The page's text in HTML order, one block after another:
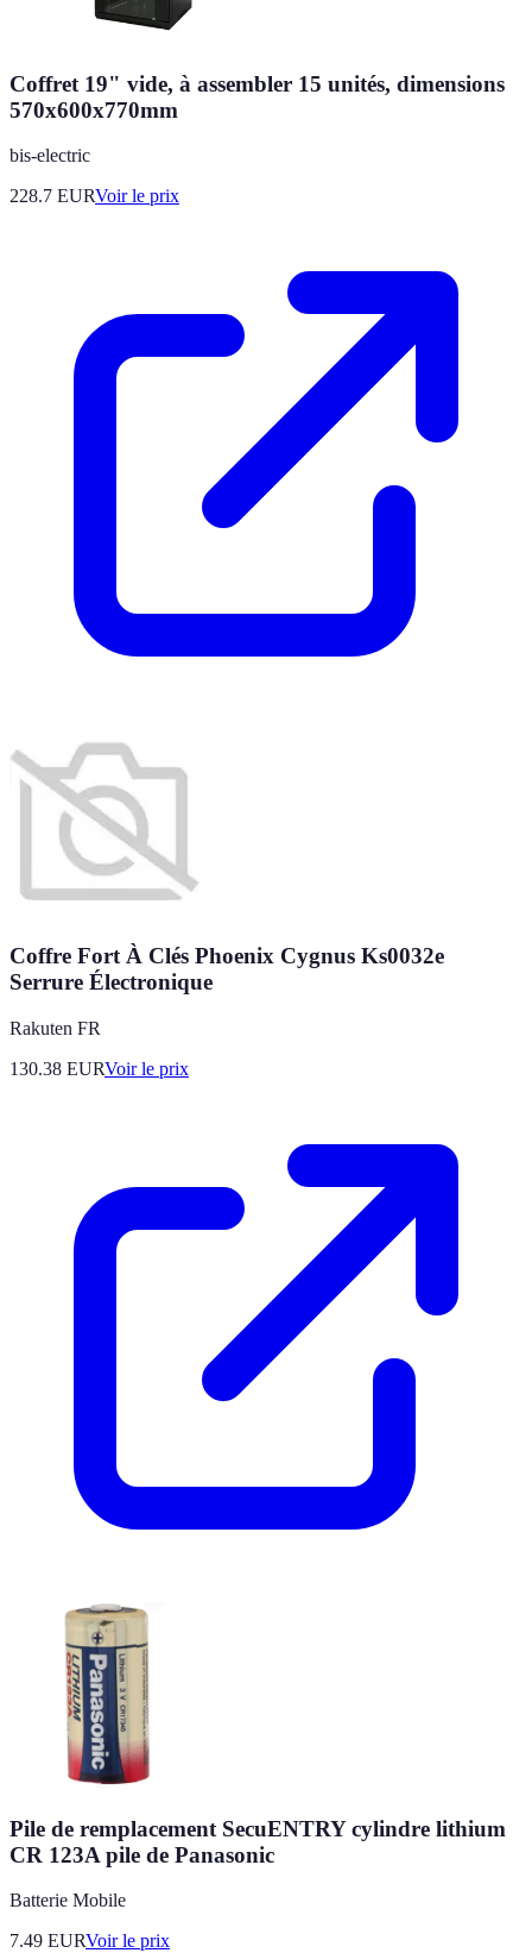
Coffret 19" vide, à assembler 15 unités, dimensions
570x600x770mm
bis-electric
228.7 EURVoir le prix
Coffre Fort À Clés Phoenix Cygnus Ks0032e
Serrure Électronique
Rakuten FR
130.38 EURVoir le prix
Pile de remplacement SecuENTRY cylindre lithium
CR 123A pile de Panasonic
Batterie Mobile
7.49 EURVoir le prix